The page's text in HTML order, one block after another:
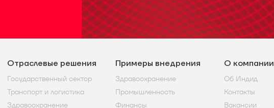
Отраслевые решения
Государственный сектор
Транспорт и логистика
Здравоохранение
Примеры внедрения
Здравоохранение
Промышленность
Финансы
О компании
Об Индид
Контакты
Вакансии